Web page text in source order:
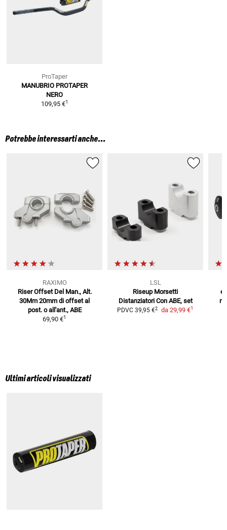
ProTaper
MANUBRIO PROTAPER
NERO
109,95 €1
Potrebbe interessarti anche...
RAXIMO
Riser Offset Del Man., Alt.
30Mm 20mm di offset al
post. o all'ant., ABE
69,90 €1
LSL
Riseup Morsetti
Distanziatori Con ABE, set
PDVC 39,95 €2 da 29,99 €1
Ultimi articoli visualizzati